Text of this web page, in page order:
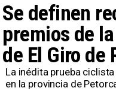
Se definen
premios de
de El Giro de
La inédita prueba
en la provincia de